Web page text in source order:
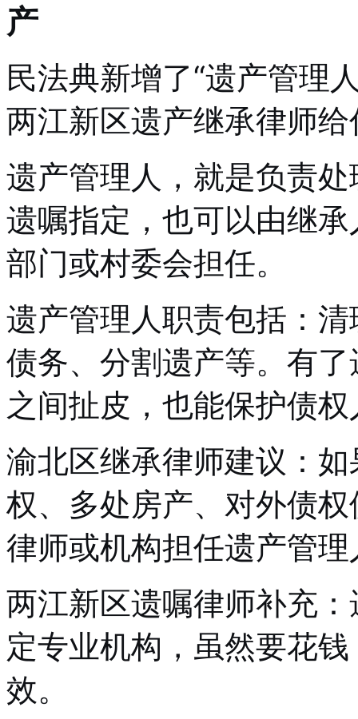
产
民法典新增了“遗产管理
两江新区遗产继承律师
遗产管理人，就是负责
遗嘱指定，也可以由继
部门或村委会担任。
遗产管理人职责包括：
债务、分割遗产等。有
之间扯皮，也能保护债
渝北区继承律师建议：
权、多处房产、对外债
律师或机构担任遗产管
两江新区遗嘱律师补充
定专业机构，虽然要花
效。